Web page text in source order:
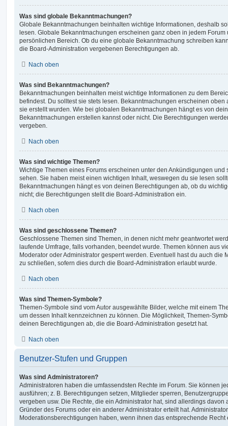
Was sind globale Bekanntmachungen?
Globale Bekanntmachungen beinhalten wichtige Informationen, deshalb
lesen. Globale Bekanntmachungen erscheinen ganz oben in jedem
persönlichen Bereich. Ob du eine globale Bekanntmachung schreiben
die Board-Administration vergebenen Berechtigungen ab.
Nach oben
Was sind Bekanntmachungen?
Bekanntmachungen beinhalten meist wichtige Informationen zu dem
befindest. Du solltest sie stets lesen. Bekanntmachungen erscheinen oben
sie erstellt wurden. Wie bei globalen Bekanntmachungen hängt es von
Bekanntmachungen erstellen kannst oder nicht. Die Berechtigungen
vergeben.
Nach oben
Was sind wichtige Themen?
Wichtige Themen eines Forums erscheinen unter den Ankündigungen und
sehen. Sie haben meist einen wichtigen Inhalt, weswegen du sie lesen
Bekanntmachungen hängt es von deinen Berechtigungen ab, ob du
nicht; die Berechtigungen stellt die Board-Administration ein.
Nach oben
Was sind geschlossene Themen?
Geschlossene Themen sind Themen, in denen nicht mehr geantwortet
laufende Umfrage, falls vorhanden, beendet wurde. Themen können aus
Moderator oder Administrator gesperrt werden. Eventuell hast du auch die
zu schließen, sofern dies durch die Board-Administration erlaubt wurde.
Nach oben
Was sind Themen-Symbole?
Themen-Symbole sind vom Autor ausgewählte Bilder, welche mit einem
um dessen Inhalt kennzeichnen zu können. Die Möglichkeit, Themen-
deinen Berechtigungen ab, die die Board-Administration gesetzt hat.
Nach oben
Benutzer-Stufen und Gruppen
Was sind Administratoren?
Administratoren haben die umfassendsten Rechte im Forum. Sie können
ausführen; z. B. Berechtigungen setzen, Mitglieder sperren,
vergeben usw. Die Rechte, die ein Administrator hat, sind allerdings
Gründer des Forums oder ein anderer Administrator erteilt hat.
Moderationsberechtigungen haben, wenn ihnen das entsprechende Recht